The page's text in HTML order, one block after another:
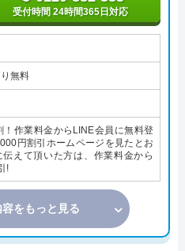
受付時間 24時間365日対応
無料
！作業料金からLINE会員に無料登
円割引ホームページを見たとお
伝えて頂いた方は、作業料金から
!
をもっと見る